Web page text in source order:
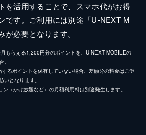
を活用することで、スマホ代がお得
です。ご利用には別途「U-NEXT M
必要となります。
もらえる1,200円分のポイントを、U-NEXT MOBILEの
るポイントを保有していない場合、差額分の料金はご登
となります。
（かけ放題など）の月額利用料は別途発生します。